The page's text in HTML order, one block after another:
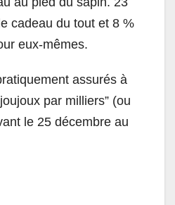
cadeau du tout et 8 %
eux-mêmes.
assurés à
par milliers” (ou
le 25 décembre au